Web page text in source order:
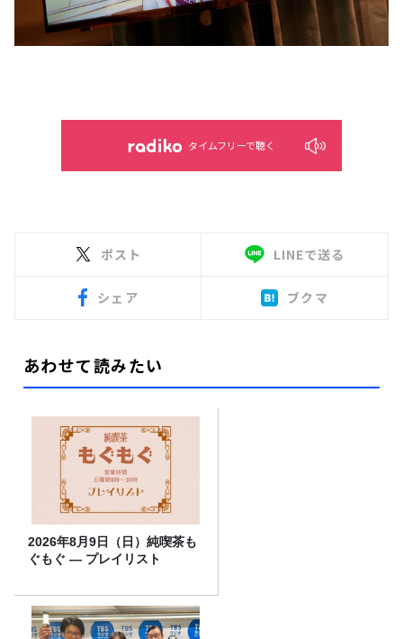
タイムフリーで聴く
ポスト LINEで送る
シェア ブクマ
あわせて読みたい
2026年8月9日（日）純喫茶も
ぐもぐ ― プレイリスト